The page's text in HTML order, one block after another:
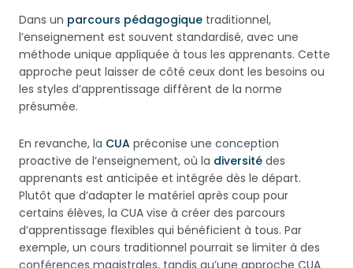
Dans un parcours pédagogique traditionnel,
l’enseignement est souvent standardisé, avec une
méthode unique appliquée à tous les apprenants. Cette
approche peut laisser de côté ceux dont les besoins ou
les styles d’apprentissage diffèrent de la norme
présumée.
En revanche, la CUA préconise une conception
proactive de l’enseignement, où la diversité des
apprenants est anticipée et intégrée dès le départ.
Plutôt que d’adapter le matériel après coup pour
certains élèves, la CUA vise à créer des parcours
d’apprentissage flexibles qui bénéficient à tous. Par
exemple, un cours traditionnel pourrait se limiter à des
conférences magistrales, tandis qu’une approche CUA